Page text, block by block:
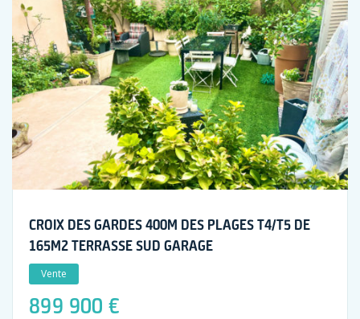
CROIX DES GARDES 400M DES PLAGES T4/T5 DE
165M2 TERRASSE SUD GARAGE
Vente
899 900 €